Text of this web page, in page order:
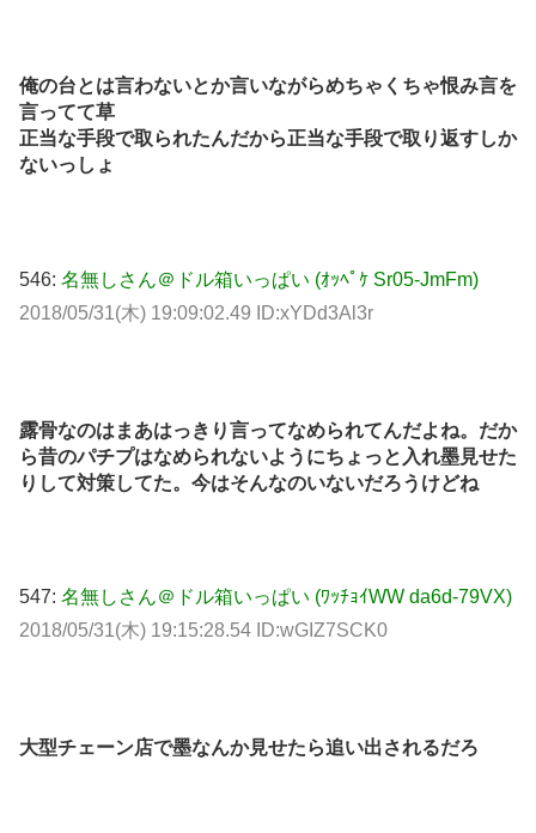
俺の台とは言わないとか言いながらめちゃくちゃ恨み言を
言ってて草
正当な手段で取られたんだから正当な手段で取り返すしか
ないっしょ
546: 名無しさん＠ドル箱いっぱい (ｵｯﾍﾟｹ Sr05-JmFm)
2018/05/31(木) 19:09:02.49 ID:xYDd3Al3r
露骨なのはまあはっきり言ってなめられてんだよね。だか
ら昔のパチプはなめられないようにちょっと入れ墨見せた
りして対策してた。今はそんなのいないだろうけどね
547: 名無しさん＠ドル箱いっぱい (ﾜｯﾁｮｲWW da6d-79VX)
2018/05/31(木) 19:15:28.54 ID:wGIZ7SCK0
大型チェーン店で墨なんか見せたら追い出されるだろ